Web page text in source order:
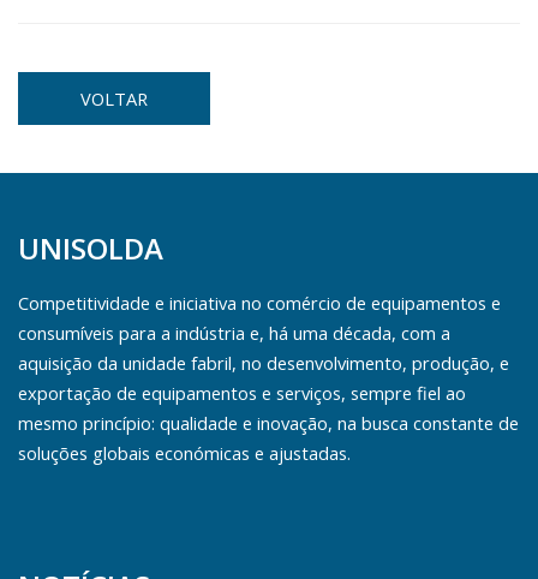
VOLTAR
UNISOLDA
Competitividade e iniciativa no comércio de equipamentos e
consumíveis para a indústria e, há uma década, com a
aquisição da unidade fabril, no desenvolvimento, produção, e
exportação de equipamentos e serviços, sempre fiel ao
mesmo princípio: qualidade e inovação, na busca constante de
soluções globais económicas e ajustadas.